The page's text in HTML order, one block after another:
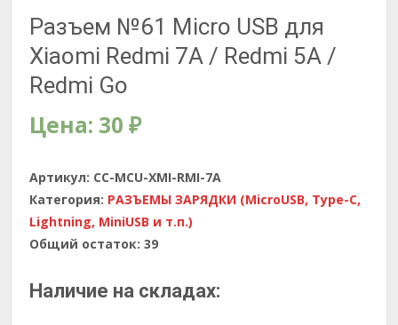
Разъем №61 Micro USB для
Xiaomi Redmi 7A / Redmi 5A /
Redmi Go
Цена: 30 ₽
Артикул: CC-MCU-XMI-RMI-7A
Категория: РАЗЪЕМЫ ЗАРЯДКИ (MicroUSB, Type-C,
Lightning, MiniUSB и т.п.)
Общий остаток: 39
Наличие на складах: